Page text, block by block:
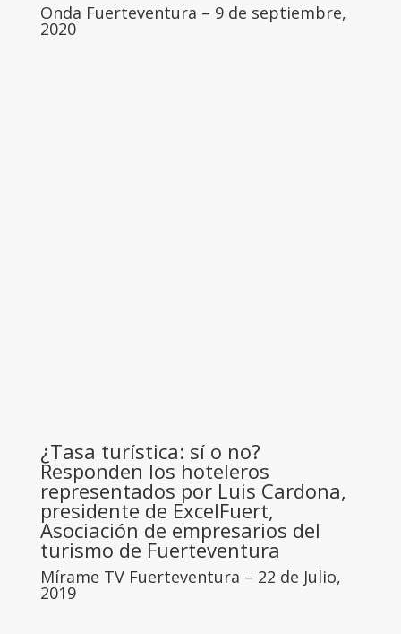
Onda Fuerteventura – 9 de septiembre,
2020
¿Tasa turística: sí o no?
Responden los hoteleros
representados por Luis Cardona,
presidente de ExcelFuert,
Asociación de empresarios del
turismo de Fuerteventura
Mírame TV Fuerteventura – 22 de Julio,
2019